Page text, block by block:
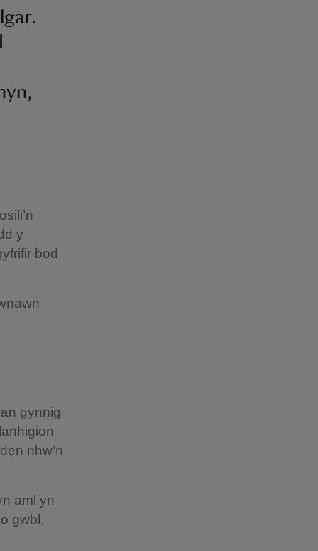
y
bod
gynnig
nhw’n
aml yn
gwbl.